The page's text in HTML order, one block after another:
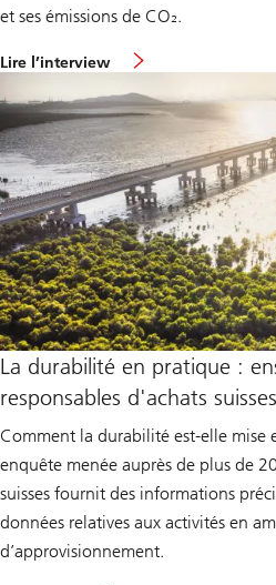
et ses émissions de CO₂.
Lire l’interview
i
k
p
a
g
e
U
B
S
R
e
n
o
a
t
i
o
n
S
e
r
v
c
La durabilité en pratique :
responsables d'achats suisses
Comment la durabilité est-elle mise
enquête menée auprès de plus de
suisses fournit des informations
données relatives aux activités en
d’approvisionnement.